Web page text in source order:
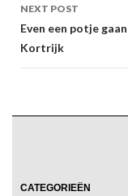
NEXT POST
Even een potje
Kortrijk
CATEGORIEËN